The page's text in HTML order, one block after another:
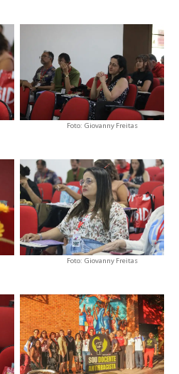
Foto: Giovanny Freitas
Foto: Giovanny Freitas